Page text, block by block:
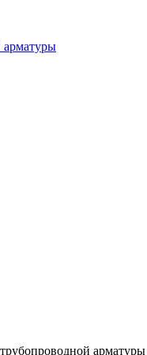
арматуры
арматуры